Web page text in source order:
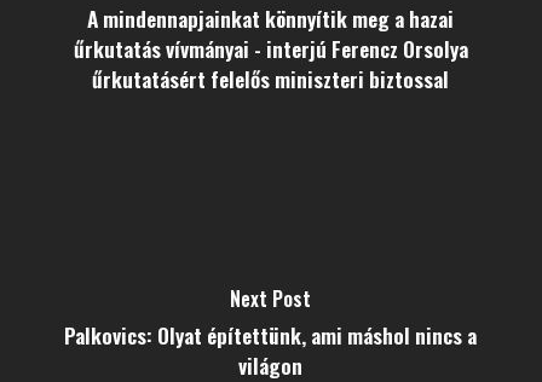
A mindennapjainkat könnyítik meg a hazai
űrkutatás vívmányai - interjú Ferencz Orsolya
űrkutatásért felelős miniszteri biztossal
Next Post
Palkovics: Olyat építettünk, ami máshol nincs a
világon